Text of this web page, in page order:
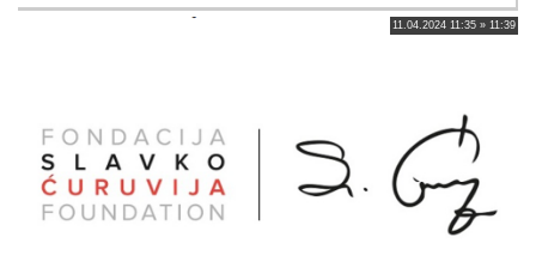
11.04.2024 11:35 » 11:39